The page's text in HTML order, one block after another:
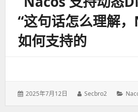
“这句话怎么理解
如何支持的
发
2025年7月12日
作
Secbro2
分